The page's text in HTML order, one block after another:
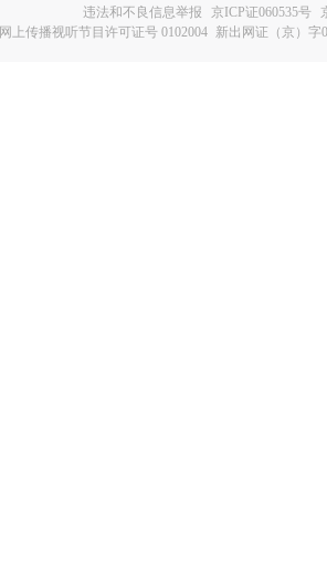
违法和不良信息举报 京ICP证060535号
网上传播视听节目许可证号 0102004 新出网证（京）